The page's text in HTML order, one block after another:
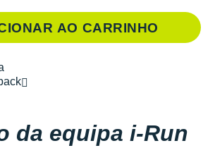
AO CARRINHO
da equipa i-Run